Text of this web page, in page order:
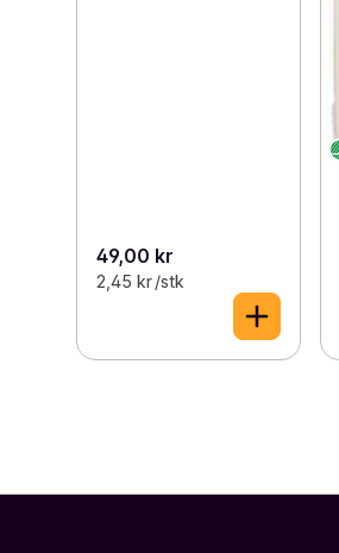
49,00 kr
2,45 kr /stk